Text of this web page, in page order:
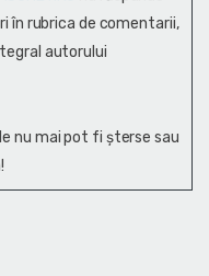
în rubrica de comentarii,
autorului
nu mai pot fi șterse sau